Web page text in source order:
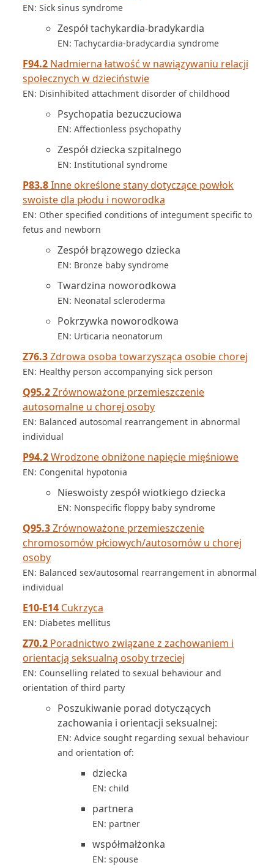
EN: Sick sinus syndrome
Zespół tachykardia-bradykardia
EN: Tachycardia-bradycardia syndrome
F94.2 Nadmierna łatwość w nawiązywaniu relacji
społecznych w dzieciństwie
EN: Disinhibited attachment disorder of childhood
Psychopatia bezuczuciowa
EN: Affectionless psychopathy
Zespół dziecka szpitalnego
EN: Institutional syndrome
P83.8Inne określone stany dotyczące powłok
swoiste dla płodu i noworodka
EN: Other specified conditions of integument specific to
fetus and newborn
Zespół brązowego dziecka
EN: Bronze baby syndrome
Twardzina noworodkowa
EN: Neonatal scleroderma
Pokrzywka noworodkowa
EN: Urticaria neonatorum
Z76.3Zdrowa osoba towarzysząca osobie chorej
EN: Healthy person accompanying sick person
Q95.2Zrównoważone przemieszczenie
autosomalne u chorej osoby
EN: Balanced autosomal rearrangement in abnormal
individual
P94.2Wrodzone obniżone napięcie mięśniowe
EN: Congenital hypotonia
Nieswoisty zespół wiotkiego dziecka
EN: Nonspecific floppy baby syndrome
Q95.3Zrównoważone przemieszczenie
chromosomów płciowych/autosomów u chorej
osoby
EN: Balanced sex/autosomal rearrangement in abnormal
individual
E10-E14 Cukrzyca
EN: Diabetes mellitus
Z70.2 Poradnictwo związane z zachowaniem i
orientacją seksualną osoby trzeciej
EN: Counselling related to sexual behaviour and
orientation of third party
Poszukiwanie porad dotyczących
zachowania i orientacji seksualnej:
EN: Advice sought regarding sexual behaviour
and orientation of:
dziecka
EN: child
partnera
EN: partner
współmałżonka
EN: spouse